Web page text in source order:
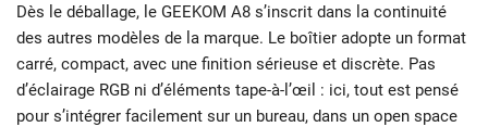
Dès le déballage, le GEEKOM A8 s’inscrit dans la continuité
des autres modèles de la marque. Le boîtier adopte un format
carré, compact, avec une finition sérieuse et discrète. Pas
d’éclairage RGB ni d’éléments tape-à-l’œil : ici, tout est pensé
pour s’intégrer facilement sur un bureau, dans un open space